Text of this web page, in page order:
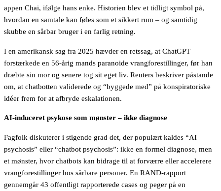
appen Chai, ifølge hans enke. Historien blev et tidligt symbol på,
hvordan en samtale kan føles som et sikkert rum – og samtidig
skubbe en sårbar bruger i en farlig retning.
I en amerikansk sag fra 2025 hævder en retssag, at ChatGPT
forstærkede en 56-årig mands paranoide vrangforestillinger, før han
dræbte sin mor og senere tog sit eget liv. Reuters beskriver påstande
om, at chatbotten validerede og “byggede med” på konspiratoriske
idéer frem for at afbryde eskalationen.
AI-induceret psykose som mønster – ikke diagnose
Fagfolk diskuterer i stigende grad det, der populært kaldes “AI
psychosis” eller “chatbot psychosis”: ikke en formel diagnose, men
et mønster, hvor chatbots kan bidrage til at forværre eller accelerere
vrangforestillinger hos sårbare personer. En RAND-rapport
gennemgår 43 offentligt rapporterede cases og peger på en